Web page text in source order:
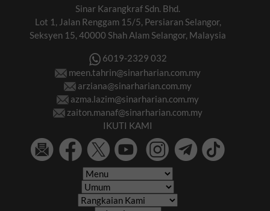
Sinar Karangkraf Sdn. Bhd.
Lot 1, Jalan Renggam 15/5, Persiaran Selangor,
Seksyen 15, 40000 Shah Alam Selangor, Malaysia
6019-2329 032
meen.tahrin@sinarharian.com.my
arziana@sinarharian.com.my
azma.lazim@sinarharian.com.my
zaiton.manaf@sinarharian.com.my
IKUTI KAMI